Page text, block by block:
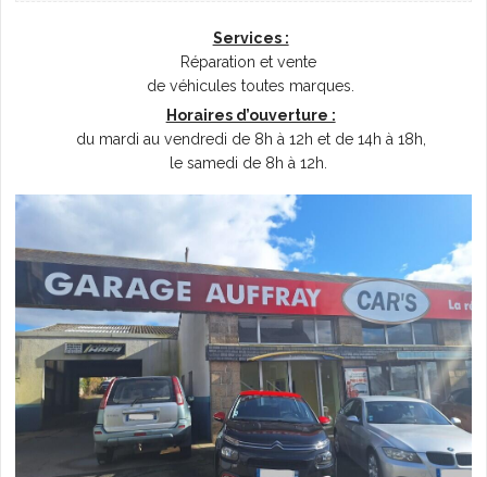
Services :
Réparation et vente
de véhicules toutes marques.
Horaires d’ouverture :
du mardi au vendredi de 8h à 12h et de 14h à 18h,
le samedi de 8h à 12h.